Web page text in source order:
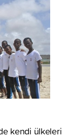
kendi ülkeleri